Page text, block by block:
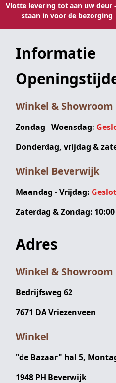
Vlotte levering tot aan uw deur
staan in voor de bezorging
Informatie
Winkel &
Zondag - Woensdag:
Donderdag, vrijdag &
Winkel Beverwijk
Maandag - Vrijdag:
Zaterdag & Zondag: 10:00
Adres
Winkel & Showroom
Bedrijfsweg 62
7671 DA Vriezenveen
Winkel
"de Bazaar" hal 5,
1948 PH Beverwijk